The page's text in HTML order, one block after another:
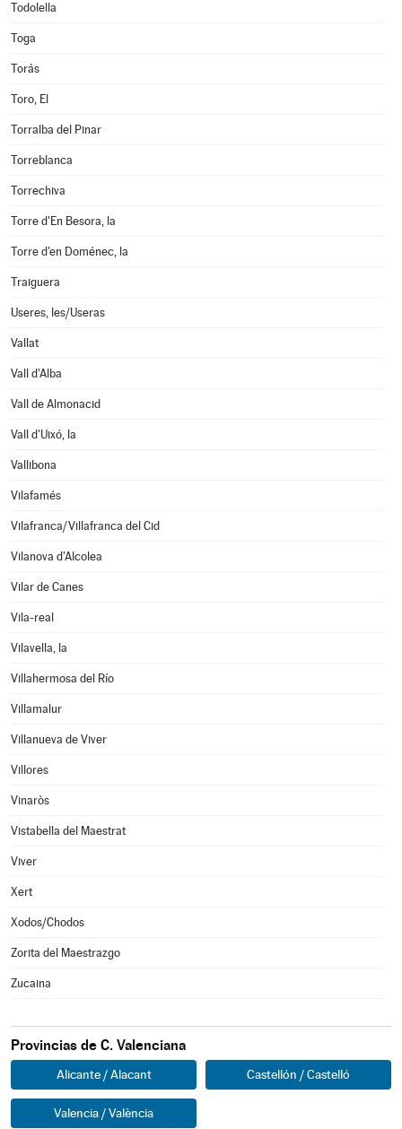
Todolella
Toga
Torás
Toro, El
Torralba del Pinar
Torreblanca
Torrechiva
Torre d'En Besora, la
Torre d'en Doménec, la
Traiguera
Useres, les/Useras
Vallat
Vall d'Alba
Vall de Almonacid
Vall d'Uixó, la
Vallibona
Vilafamés
Vilafranca/Villafranca del Cid
Vilanova d'Alcolea
Vilar de Canes
Vila-real
Vilavella, la
Villahermosa del Río
Villamalur
Villanueva de Viver
Villores
Vinaròs
Vistabella del Maestrat
Viver
Xert
Xodos/Chodos
Zorita del Maestrazgo
Zucaina
Provincias de C. Valenciana
Alicante / Alacant Castellón / Castelló
Valencia / València